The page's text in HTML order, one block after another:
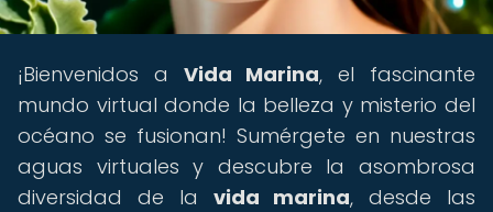
¡Bienvenidos a Vida Marina, el fascinante
mundo virtual donde la belleza y misterio del
océano se fusionan! Sumérgete en nuestras
aguas virtuales y descubre la asombrosa
diversidad de la vida marina, desde las